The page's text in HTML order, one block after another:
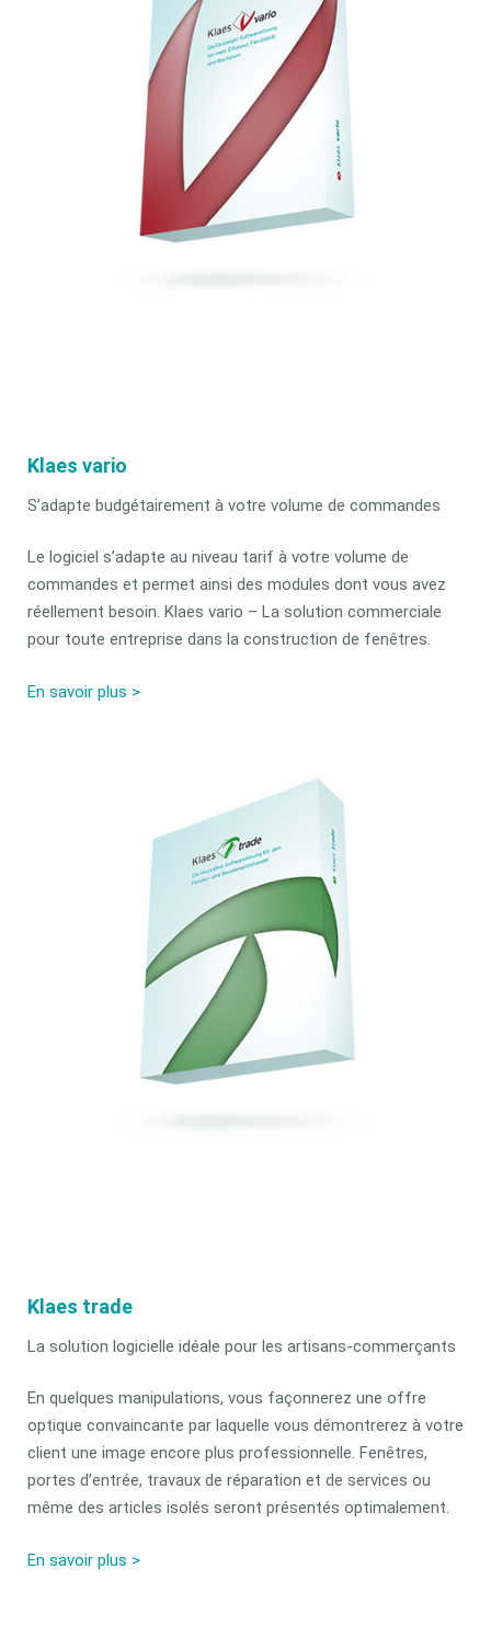
Klaes vario
S’adapte budgétairement à votre volume de commandes
Le logiciel s’adapte au niveau tarif à votre volume de
commandes et permet ainsi des modules dont vous avez
réellement besoin. Klaes vario – La solution commerciale
pour toute entreprise dans la construction de fenêtres.
En savoir plus >
Klaes trade
La solution logicielle idéale pour les artisans-commerçants
En quelques manipulations, vous façonnerez une offre
optique convaincante par laquelle vous démontrerez à votre
client une image encore plus professionnelle. Fenêtres,
portes d’entrée, travaux de réparation et de services ou
même des articles isolés seront présentés optimalement.
En savoir plus >